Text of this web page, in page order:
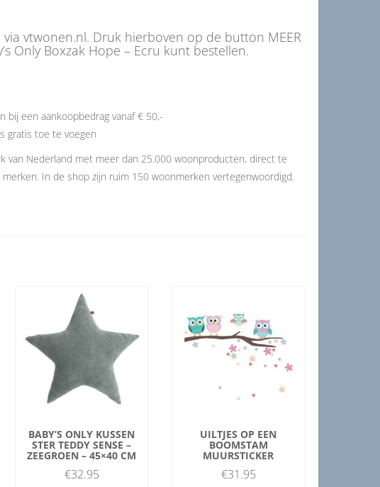
vtwonen.nl. Druk hierboven op de button MEER
Only Boxzak Hope – Ecru kunt bestellen.
bij een aankoopbedrag vanaf € 50,-
gratis toe te voegen
van Nederland met meer dan 25.000 woonproducten, direct te
In de shop zijn ruim 150 woonmerken vertegenwoordigd.
BABY’S ONLY KUSSEN
STER TEDDY SENSE –
ZEEGROEN – 45×40 CM
€32.95
UILTJES OP EEN
BOOMSTAM
MUURSTICKER
€31.95